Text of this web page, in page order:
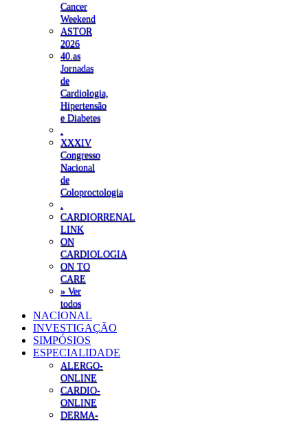
Cancer
Weekend
ASTOR
2026
40.as
Jornadas
de
Cardiologia,
Hipertensão
e Diabetes
XXXIV
Congresso
Nacional
de
Coloproctologia
CARDIORRENAL
LINK
ON
CARDIOLOGIA
ON TO
CARE
» Ver
todos
NACIONAL
INVESTIGAÇÃO
SIMPÓSIOS
ESPECIALIDADE
ALERGO-
ONLINE
CARDIO-
ONLINE
DERMA-